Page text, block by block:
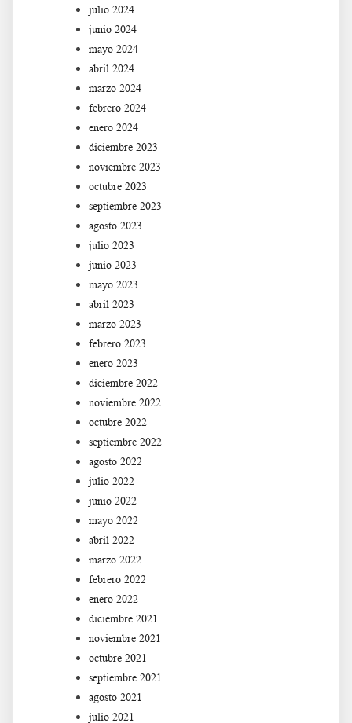
julio 2024
junio 2024
mayo 2024
abril 2024
marzo 2024
febrero 2024
enero 2024
diciembre 2023
noviembre 2023
octubre 2023
septiembre 2023
agosto 2023
julio 2023
junio 2023
mayo 2023
abril 2023
marzo 2023
febrero 2023
enero 2023
diciembre 2022
noviembre 2022
octubre 2022
septiembre 2022
agosto 2022
julio 2022
junio 2022
mayo 2022
abril 2022
marzo 2022
febrero 2022
enero 2022
diciembre 2021
noviembre 2021
octubre 2021
septiembre 2021
agosto 2021
julio 2021